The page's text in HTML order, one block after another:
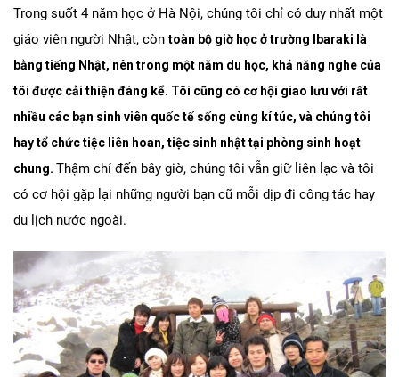
Trong suốt 4 năm học ở Hà Nội, chúng tôi chỉ có duy nhất một
giáo viên người Nhật, còn toàn bộ giờ học ở trường Ibaraki là
bằng tiếng Nhật, nên trong một năm du học, khả năng nghe của
tôi được cải thiện đáng kể. Tôi cũng có cơ hội giao lưu với rất
nhiều các bạn sinh viên quốc tế sống cùng kí túc, và chúng tôi
hay tổ chức tiệc liên hoan, tiệc sinh nhật tại phòng sinh hoạt
chung. Thậm chí đến bây giờ, chúng tôi vẫn giữ liên lạc và tôi
có cơ hội gặp lại những người bạn cũ mỗi dịp đi công tác hay
du lịch nước ngoài.